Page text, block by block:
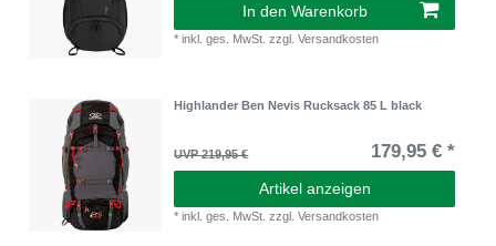
In den Warenkorb
*inkl. ges. MwSt. zzgl.Versandkosten
Highlander Ben Nevis Rucksack 85 L black
UVP 219,95 € 179,95 € *
Artikel anzeigen
*inkl. ges. MwSt. zzgl.Versandkosten